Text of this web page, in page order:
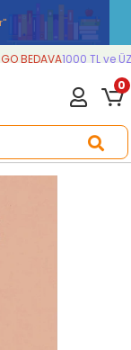
BEDAVA1000 TL ve
0